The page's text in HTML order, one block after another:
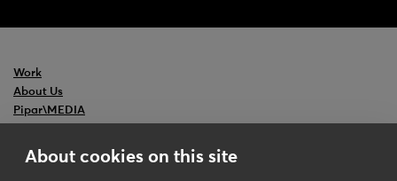
About cookies on this site
Work
About Us
Pipar\MEDIA
Ceedr
Backslash